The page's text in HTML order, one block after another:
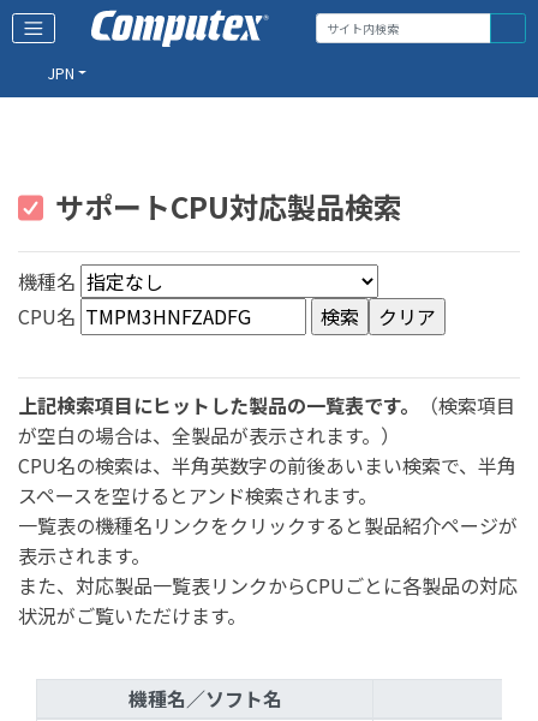
JPN
サポートCPU対応製品検索
機種名
CPU名
上記検索項目にヒットした製品の一覧表です。
（検索項目
が空白の場合は、全製品が表示されます。）
CPU名の検索は、半角英数字の前後あいまい検索で、半角
スペースを空けるとアンド検索されます。
一覧表の機種名リンクをクリックすると製品紹介ページが
表示されます。
また、対応製品一覧表リンクからCPUごとに各製品の対応
状況がご覧いただけます。
機種名／ソフト名